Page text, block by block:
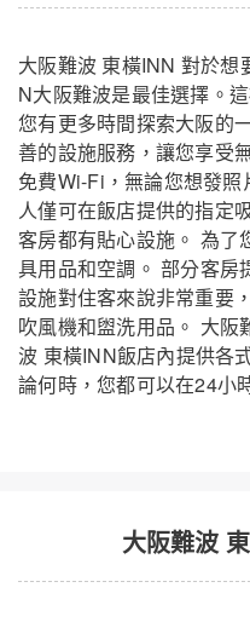
大阪難波 東橫INN 對於想
N大阪難波是最佳選擇。
您有更多時間探索大阪的
善的設施服務，讓您享受
免費Wi-Fi，無論您想發
人僅可在飯店提供的指定
客房都有貼心設施。 為了
具用品和空調。 部分客房
設施對住客來說非常重要
吹風機和盥洗用品。 大阪
波 東橫INN飯店內提供各
論何時，您都可以在24小
大阪難波
大阪難波 東橫INN